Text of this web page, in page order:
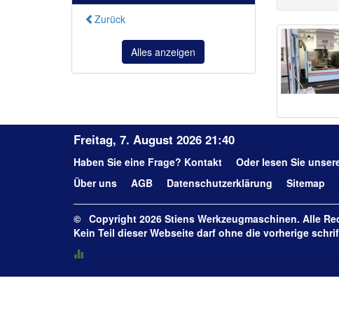
Zurück
Alles anzeigen
Freitag, 7. August 2026 21:40
Haben Sie eine Frage? Kontakt Oder lesen Sie
Über uns
AGB Datenschutzerklärung Sitemap
© Copyright 2026 Stiens Werkzeugmaschinen. Alle
Kein Teil dieser Webseite darf ohne die vorherige